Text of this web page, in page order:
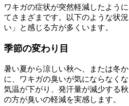
ワキガの症状が突然軽減したよう
てさまざまです。以下のような状
い」と感じる方が多くいます。
季節の変わり目
暑い夏から涼しい秋へ、または冬
に、ワキガの臭いが気にならなく
気温が下がり、発汗量が減少する
の方が臭いの軽減を実感します。